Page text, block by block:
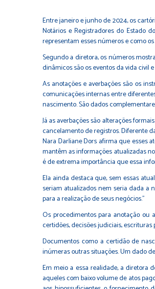
Entre janeiro e junho de 2024, os
Notários e Registradores do Estado
representam esses números e como
Segundo a diretora, os números
dinâmicos são os eventos da vida civil
As anotações e averbações são os
comunicações internas entre
nascimento. São dados
Já as averbações são alterações
cancelamento de registros. Diferente
Nara Darliane Dors afirma que esses
mantêm as informações atualizadas
é de extrema importância que essa
Ela ainda destaca que, sem essas
seriam atualizados nem seria dada a
para a realização de seus negócios.”
Os procedimentos para anotação ou
certidões, decisões judiciais,
Documentos como a certidão de
inúmeras outras situações. Um dado
Em meio a essa realidade, a diretora
aqueles com baixo volume de atos